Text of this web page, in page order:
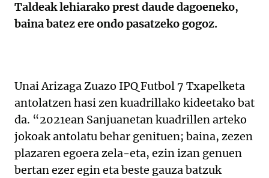
Taldeak lehiarako prest daude dagoeneko,
baina batez ere ondo pasatzeko gogoz.
Unai Arizaga Zuazo IPQ Futbol 7 Txapelketa
antolatzen hasi zen kuadrillako kideetako bat
da. “2021ean Sanjuanetan kuadrillen arteko
jokoak antolatu behar genituen; baina, zezen
plazaren egoera zela-eta, ezin izan genuen
bertan ezer egin eta beste gauza batzuk